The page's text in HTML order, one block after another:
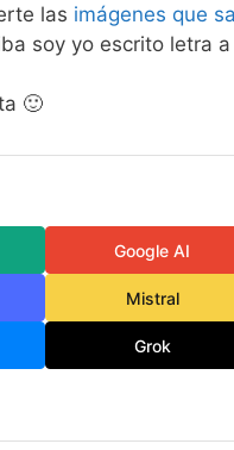
las imágenes que
soy yo escrito letra
🙂
Google AI
Mistral
Grok